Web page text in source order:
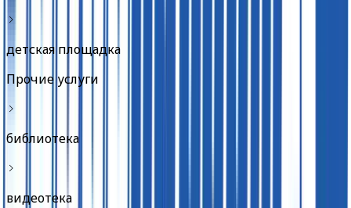
детская площадка
Прочие услуги
библиотека
видеотека